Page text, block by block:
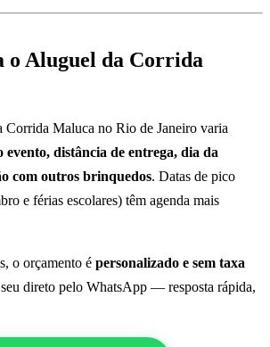
o Aluguel da Corrida
Corrida Maluca no Rio de Janeiro varia
evento, distância de entrega, dia da
com outros brinquedos. Datas de pico
e férias escolares) têm agenda mais
o orçamento é personalizado e sem taxa
direto pelo WhatsApp — resposta rápida,